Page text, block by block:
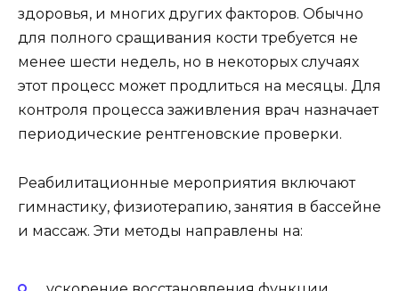
здоровья, и многих других факторов. Обычно
для полного сращивания кости требуется не
менее шести недель, но в некоторых случаях
этот процесс может продлиться на месяцы. Для
контроля процесса заживления врач назначает
периодические рентгеновские проверки.
Реабилитационные мероприятия включают
гимнастику, физиотерапию, занятия в бассейне
и массаж. Эти методы направлены на: